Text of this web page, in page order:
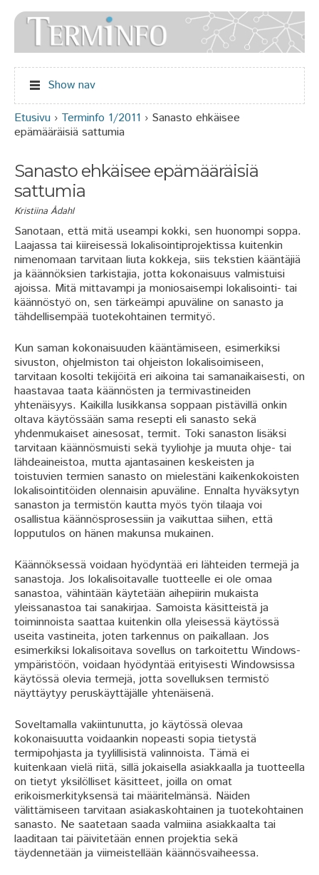
Jump to navigation
Show nav
Olet täällä
Etusivu › Terminfo 1/2011 › Sanasto ehkäisee
epämääräisiä sattumia
Sanasto ehkäisee epämääräisiä
sattumia
Kristiina Ådahl
Sanotaan, että mitä useampi kokki, sen huonompi soppa.
Laajassa tai kiireisessä lokalisointiprojektissa kuitenkin
nimenomaan tarvitaan liuta kokkeja, siis tekstien kääntäjiä
ja käännöksien tarkistajia, jotta kokonaisuus valmistuisi
ajoissa. Mitä mittavampi ja moniosaisempi lokalisointi- tai
käännöstyö on, sen tärkeämpi apuväline on sanasto ja
tähdellisempää tuotekohtainen termityö.
Kun saman kokonaisuuden kääntämiseen, esimerkiksi
sivuston, ohjelmiston tai ohjeiston lokalisoimiseen,
tarvitaan kosolti tekijöitä eri aikoina tai samanaikaisesti, on
haastavaa taata käännösten ja termivastineiden
yhtenäisyys. Kaikilla lusikkansa soppaan pistävillä onkin
oltava käytössään sama resepti eli sanasto sekä
yhdenmukaiset ainesosat, termit. Toki sanaston lisäksi
tarvitaan käännösmuisti sekä tyyliohje ja muuta ohje- tai
lähdeaineistoa, mutta ajantasainen keskeisten ja
toistuvien termien sanasto on mielestäni kaikenkokoisten
lokalisointitöiden olennaisin apuväline. Ennalta hyväksytyn
sanaston ja termistön kautta myös työn tilaaja voi
osallistua käännösprosessiin ja vaikuttaa siihen, että
lopputulos on hänen makunsa mukainen.
Käännöksessä voidaan hyödyntää eri lähteiden termejä ja
sanastoja. Jos lokalisoitavalle tuotteelle ei ole omaa
sanastoa, vähintään käytetään aihepiirin mukaista
yleissanastoa tai sanakirjaa. Samoista käsitteistä ja
toiminnoista saattaa kuitenkin olla yleisessä käytössä
useita vastineita, joten tarkennus on paikallaan. Jos
esimerkiksi lokalisoitava sovellus on tarkoitettu Windows-
ympäristöön, voidaan hyödyntää erityisesti Windowsissa
käytössä olevia termejä, jotta sovelluksen termistö
näyttäytyy peruskäyttäjälle yhtenäisenä.
Soveltamalla vakiintunutta, jo käytössä olevaa
kokonaisuutta voidaankin nopeasti sopia tietystä
termipohjasta ja tyylillisistä valinnoista. Tämä ei
kuitenkaan vielä riitä, sillä jokaisella asiakkaalla ja tuotteella
on tietyt yksilölliset käsitteet, joilla on omat
erikoismerkityksensä tai määritelmänsä. Näiden
välittämiseen tarvitaan asiakaskohtainen ja tuotekohtainen
sanasto. Ne saatetaan saada valmiina asiakkaalta tai
laaditaan tai päivitetään ennen projektia sekä
täydennetään ja viimeistellään käännösvaiheessa.